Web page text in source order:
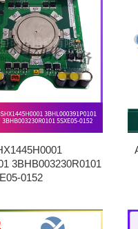
3BHB003230R0101
0152